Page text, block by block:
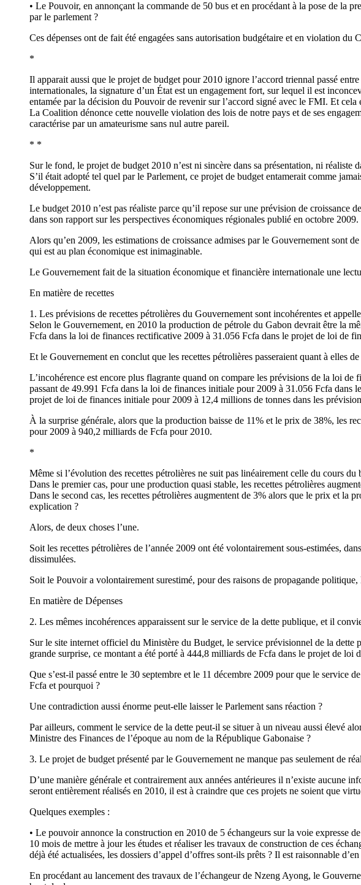
• Le Pouvoir, en annonçant la commande de 50 bus et en procédant à la pose de la
par le parlement ?
Ces dépenses ont de fait été engagées sans autorisation budgétaire et en violation du
*
Il apparait aussi que le projet de budget pour 2010 ignore l’accord triennal passé
internationales, la signature d’un État est un engagement fort, sur lequel il est
entamée par la décision du Pouvoir de revenir sur l’accord signé avec le FMI. Et cela
La Coalition dénonce cette nouvelle violation des lois de notre pays et de ses
caractérise par un amateurisme sans nul autre pareil.
* *
Sur le fond, le projet de budget 2010 n’est ni sincère dans sa présentation, ni
S’il était adopté tel quel par le Parlement, ce projet de budget entamerait comme
développement.
Le budget 2010 n’est pas réaliste parce qu’il repose sur une prévision de
dans son rapport sur les perspectives économiques régionales publié en octobre 2009.
Alors qu’en 2009, les estimations de croissance admises par le Gouvernement sont
qui est au plan économique est inimaginable.
Le Gouvernement fait de la situation économique et financière internationale une
En matière de recettes
1. Les prévisions de recettes pétrolières du Gouvernement sont incohérentes et
Selon le Gouvernement, en 2010 la production de pétrole du Gabon devrait être la
Fcfa dans la loi de finances rectificative 2009 à 31.056 Fcfa dans le projet de loi de
Et le Gouvernement en conclut que les recettes pétrolières passeraient quant à elles
L’incohérence est encore plus flagrante quand on compare les prévisions de la loi
passant de 49.991 Fcfa dans la loi de finances initiale pour 2009 à 31.056 Fcfa
projet de loi de finances initiale pour 2009 à 12,4 millions de tonnes dans les
À la surprise générale, alors que la production baisse de 11% et le prix de 38%, les
pour 2009 à 940,2 milliards de Fcfa pour 2010.
*
Même si l’évolution des recettes pétrolières ne suit pas linéairement celle du cours
Dans le premier cas, pour une production quasi stable, les recettes pétrolières
Dans le second cas, les recettes pétrolières augmentent de 3% alors que le prix et la
explication ?
Alors, de deux choses l’une.
Soit les recettes pétrolières de l’année 2009 ont été volontairement sous-estimées,
dissimulées.
Soit le Pouvoir a volontairement surestimé, pour des raisons de propagande
En matière de Dépenses
2. Les mêmes incohérences apparaissent sur le service de la dette publique, et il
Sur le site internet officiel du Ministère du Budget, le service prévisionnel de la
grande surprise, ce montant a été porté à 444,8 milliards de Fcfa dans le projet de
Que s’est-il passé entre le 30 septembre et le 11 décembre 2009 pour que le
Fcfa et pourquoi ?
Une contradiction aussi énorme peut-elle laisser le Parlement sans réaction ?
Par ailleurs, comment le service de la dette peut-il se situer à un niveau aussi élevé
Ministre des Finances de l’époque au nom de la République Gabonaise ?
3. Le projet de budget présenté par le Gouvernement ne manque pas seulement de
D’une manière générale et contrairement aux années antérieures il n’existe aucune
seront entièrement réalisés en 2010, il est à craindre que ces projets ne soient que
Quelques exemples :
• Le pouvoir annonce la construction en 2010 de 5 échangeurs sur la voie
10 mois de mettre à jour les études et réaliser les travaux de construction de ces
déjà été actualisées, les dossiers d’appel d’offres sont-ils prêts ? Il est raisonnable
En procédant au lancement des travaux de l’échangeur de Nzeng Ayong, le